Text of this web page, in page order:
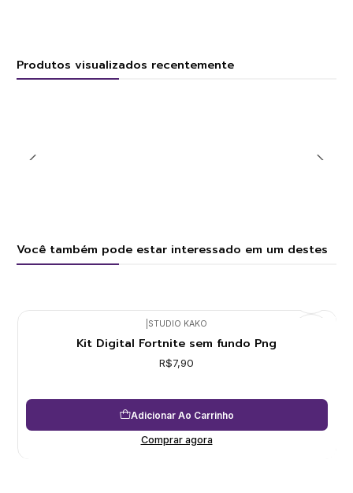
Produtos visualizados recentemente
Você também pode estar interessado em um destes
STUDIO KAKO
Kit Digital Fortnite sem fundo Png
R$7,90
Adicionar Ao Carrinho
Comprar agora